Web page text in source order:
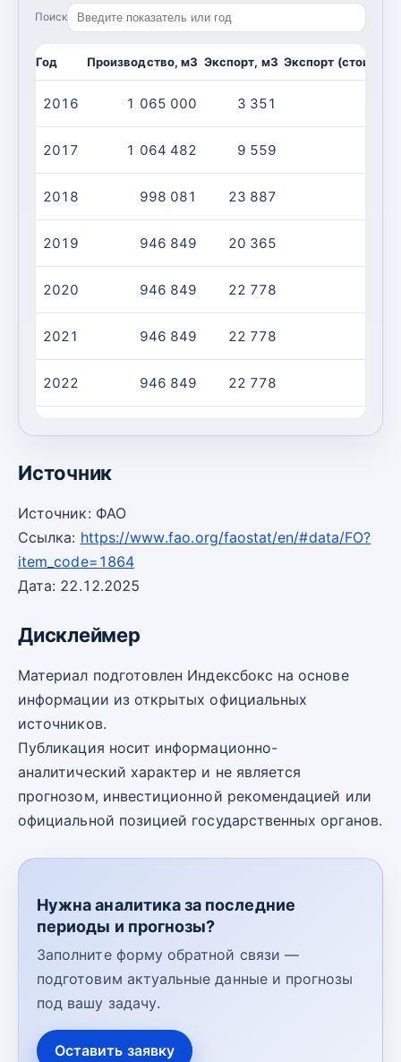
Поиск
Год Производство, м3 Экспорт, м3 Экспорт
2016 1 065 000 3 351
2017 1 064 482 9 559
2018 998 081 23 887
2019 946 849 20 365
2020 946 849 22 778
2021 946 849 22 778
2022 946 849 22 778
Источник
Источник: ФАО
Ссылка: https://www.fao.org/faostat/en/#data/FO?
item_code=1864
Дата: 22.12.2025
Дисклеймер
Материал подготовлен Индексбокс на основе
информации из открытых официальных
источников.
Публикация носит информационно-
аналитический характер и не является
прогнозом, инвестиционной рекомендацией или
официальной позицией государственных органов.
Нужна аналитика за последние
периоды и прогнозы?
Заполните форму обратной связи —
подготовим актуальные данные и прогнозы
под вашу задачу.
Оставить заявку